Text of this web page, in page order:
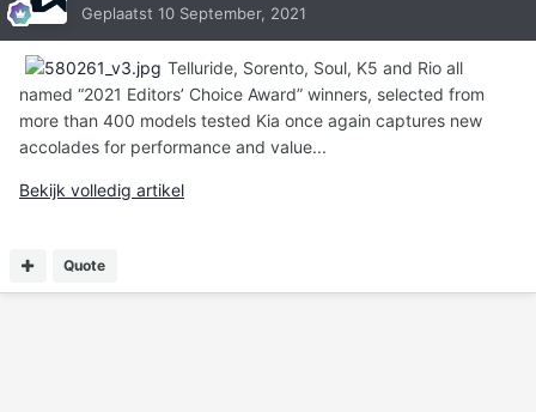
Geplaatst 10 September, 2021
Telluride, Sorento, Soul, K5 and Rio all
named “2021 Editors’ Choice Award” winners, selected from
more than 400 models tested Kia once again captures new
accolades for performance and value...
Bekijk volledig artikel
Quote